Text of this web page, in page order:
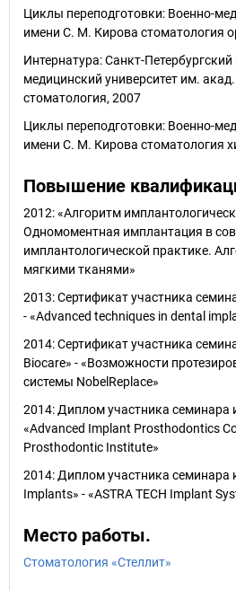
Циклы переподготовки: Военно-
имени С. М. Кирова стоматология
Интернатура: Санкт-
медицинский университет им.
стоматология, 2007
Циклы переподготовки: Военно-
имени С. М. Кирова стоматология
Повышение
2012: «Алгоритм
Одномоментная имплантация в
имплантологической практике.
мягкими тканями»
2013: Сертификат участника
- «Advanced techniques in dental
2014: Сертификат участника
Biocare» - «Возможности
системы NobelReplace»
2014: Диплом участника семинара
«Advanced Implant Prosthodontics
Prosthodontic Institute»
2014: Диплом участника семинара
Implants» - «ASTRA TECH Implant
Место работы.
Стоматология «Стеллит»